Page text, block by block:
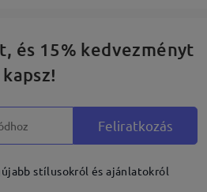
és 15% kedvezményt
kapsz!
Feliratkozás
stílusokról és ajánlatokról